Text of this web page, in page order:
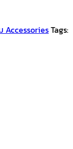
AccessoriesTags: